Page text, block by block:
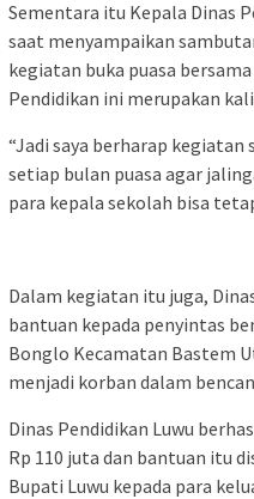
Sementara itu Kepala Dinas
saat menyampaikan
kegiatan buka puasa
Pendidikan ini merupakan
“Jadi saya berharap
setiap bulan puasa agar
para kepala sekolah bisa
Dalam kegiatan itu juga,
bantuan kepada penyintas
Bonglo Kecamatan Bastem
menjadi korban dalam
Dinas Pendidikan Luwu
Rp 110 juta dan bantuan itu
Bupati Luwu kepada para